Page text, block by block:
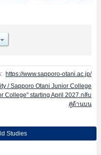
https://www.sapporo-otani.ac.jp/
/ Sapporo Otani Junior College
College" starting April 2027.กลับ
สู่ด้านบน
Studies